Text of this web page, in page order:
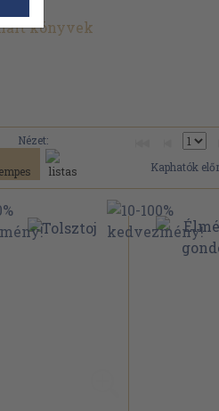
könyvek
Nézet:
Kaphatók